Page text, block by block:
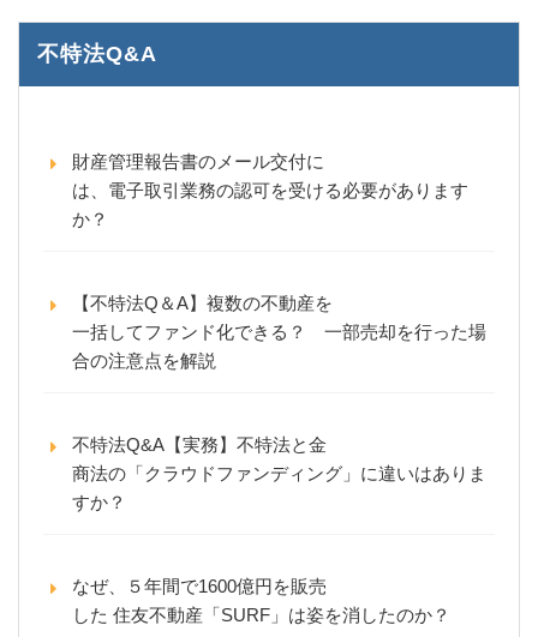
不特法Q&A
財産管理報告書のメール交付に
は、電子取引業務の認可を受ける必要があります
か？
【不特法Q＆A】複数の不動産を
一括してファンド化できる？ 一部売却を行った場
合の注意点を解説
不特法Q&A【実務】不特法と金
商法の「クラウドファンディング」に違いはありま
すか？
なぜ、５年間で1600億円を販売
した 住友不動産「SURF」は姿を消したのか？